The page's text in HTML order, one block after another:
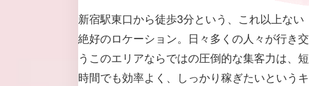
新宿駅東口から徒歩3分という、これ以上ない
絶好のロケーション。日々多くの人々が行き交
うこのエリアならではの圧倒的な集客力は、短
時間でも効率よく、しっかり稼ぎたいというキ